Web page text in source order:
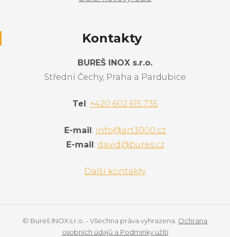
Kontakty
BUREŠ INOX s.r.o.
Střední Čechy, Praha a Pardubice
Tel: +420 602 615 735
E-mail: info@art3000.cz
E-mail: david@bures.cz
Další kontakty
© Bureš INOX s.r.o. - Všechna práva vyhrazena. Ochrana
osobních údajů a Podmínky užití